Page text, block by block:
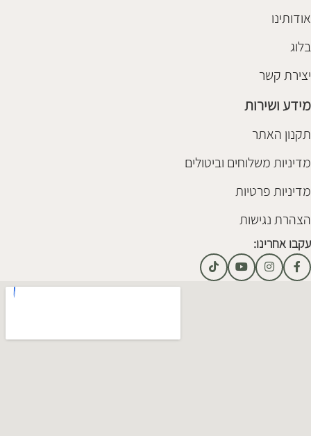
אודותינו
בלוג
יצירת קשר
מידע ושירות
תקנון האתר
מדיניות משלוחים וביטולים
מדיניות פרטיות
הצהרת נגישות
עקבו אחרינו: